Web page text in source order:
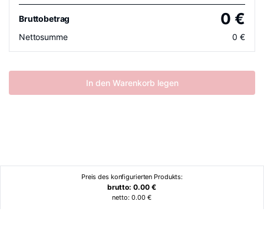
Bruttobetrag 0 €
Nettosumme 0 €
In den Warenkorb legen
Preis des konfigurierten Produkts:
brutto:0.00 €
netto:0.00 €